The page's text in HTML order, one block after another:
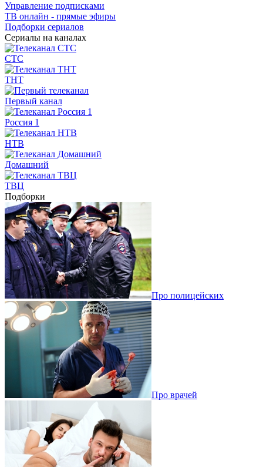
Управление подписками
ТВ онлайн - прямые эфиры
Подборки сериалов
Сериалы на каналах
СТС
ТНТ
Первый канал
Россия 1
НТВ
Домашний
ТВЦ
Подборки
Про полицейских
Про врачей